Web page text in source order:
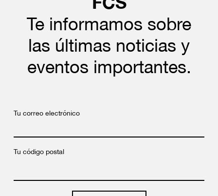
Te informamos sobre
las últimas noticias y
eventos importantes.
Tu correo electrónico
Tu código postal